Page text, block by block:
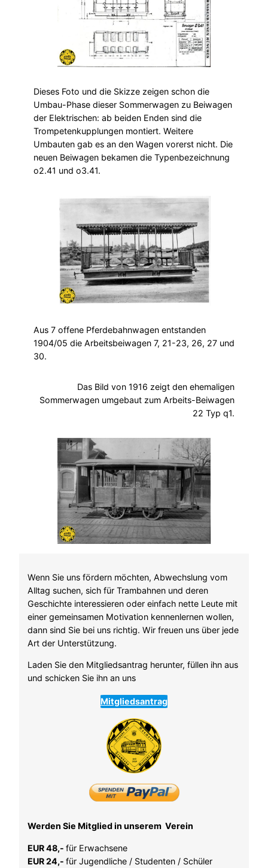
Dieses Foto und die Skizze zeigen schon die
Umbau-Phase dieser Sommerwagen zu Beiwagen
der Elektrischen: ab beiden Enden sind die
Trompetenkupplungen montiert. Weitere
Umbauten gab es an den Wagen vorerst nicht. Die
neuen Beiwagen bekamen die Typenbezeichnung
o2.41 und o3.41.
Aus 7 offene Pferdebahnwagen entstanden
1904/05 die Arbeitsbeiwagen 7, 21-23, 26, 27 und
30.
Das Bild von 1916 zeigt den ehemaligen
Sommerwagen umgebaut zum Arbeits-Beiwagen
22 Typ q1.
Wenn Sie uns fördern möchten, Abwechslung vom
Alltag suchen, sich für Trambahnen und deren
Geschichte interessieren oder einfach nette Leute mit
einer gemeinsamen Motivation kennenlernen wollen,
dann sind Sie bei uns richtig. Wir freuen uns über jede
Art der Unterstützung.
Laden Sie den Mitgliedsantrag herunter, füllen ihn aus
und schicken Sie ihn an uns
Mitgliedsantrag
Werden Sie Mitglied in unserem Verein
EUR 48,- für Erwachsene
EUR 24,- für Jugendliche / Studenten / Schüler